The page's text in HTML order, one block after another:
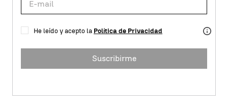
He leído y acepto la Política de Privacidad
Suscribirme